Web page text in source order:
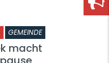
GEMEINDE
macht